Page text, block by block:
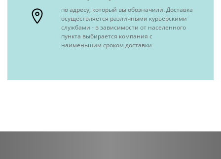
по адресу, который вы обозначили. Доставка
осуществляется различными курьерскими
службами - в зависимости от населенного
пункта выбирается компания с
наименьшим сроком доставки